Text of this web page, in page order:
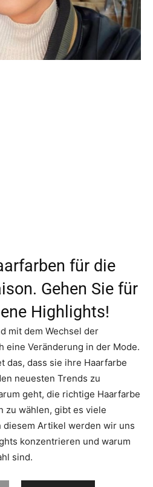
für die
Gehen Sie für
Highlights!
mit dem Wechsel der
eine Veränderung in der Mode.
das, dass sie ihre Haarfarbe
neuesten Trends zu
geht, die richtige Haarfarbe
zu wählen, gibt es viele
diesem Artikel werden wir uns
konzentrieren und warum
sind.